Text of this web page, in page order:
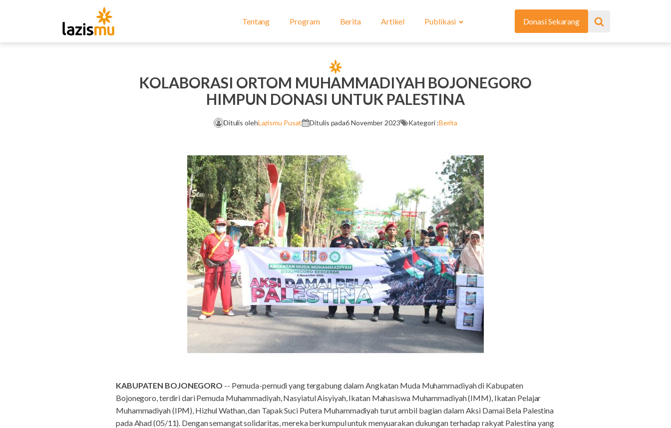
Tentang Program Berita Artikel Publikasi Donasi Sekarang
KOLABORASI ORTOM MUHAMMADIYAH BOJONEGORO
HIMPUN DONASI UNTUK PALESTINA
Ditulis olehLazismu Pusat Ditulis pada6 November 2023 Kategori :Berita
KABUPATEN BOJONEGORO -- Pemuda-pemudi yang tergabung dalam Angkatan Muda Muhammadiyah di Kabupaten
Bojonegoro, terdiri dari Pemuda Muhammadiyah, Nasyiatul Aisyiyah, Ikatan Mahasiswa Muhammadiyah (IMM), Ikatan Pelajar
Muhammadiyah (IPM), Hizhul Wathan, dan Tapak Suci Putera Muhammadiyah turut ambil bagian dalam Aksi Damai Bela Palestina
pada Ahad (05/11). Dengan semangat solidaritas, mereka berkumpul untuk menyuarakan dukungan terhadap rakyat Palestina yang